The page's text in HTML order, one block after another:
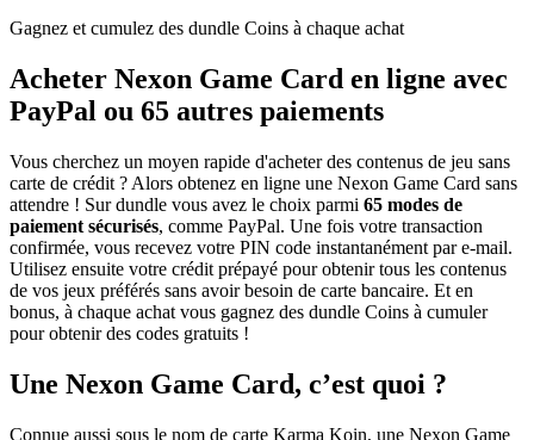
Gagnez et cumulez des dundle Coins à chaque achat
Acheter Nexon Game Card en ligne avec
PayPal ou 65 autres paiements
Vous cherchez un moyen rapide d'acheter des contenus de jeu sans
carte de crédit ? Alors obtenez en ligne une Nexon Game Card sans
attendre ! Sur dundle vous avez le choix parmi 65 modes de
paiement sécurisés, comme PayPal. Une fois votre transaction
confirmée, vous recevez votre PIN code instantanément par e-mail.
Utilisez ensuite votre crédit prépayé pour obtenir tous les contenus
de vos jeux préférés sans avoir besoin de carte bancaire. Et en
bonus, à chaque achat vous gagnez des dundle Coins à cumuler
pour obtenir des codes gratuits !
Une Nexon Game Card, c’est quoi ?
Connue aussi sous le nom de carte Karma Koin, une Nexon Game